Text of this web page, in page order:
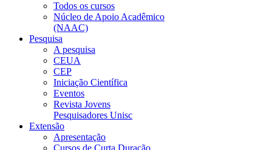
Todos os cursos
Núcleo de Apoio Acadêmico
(NAAC)
Pesquisa
A pesquisa
CEUA
CEP
Iniciação Científica
Eventos
Revista Jovens
Pesquisadores Unisc
Extensão
Apresentação
Cursos de Curta Duração